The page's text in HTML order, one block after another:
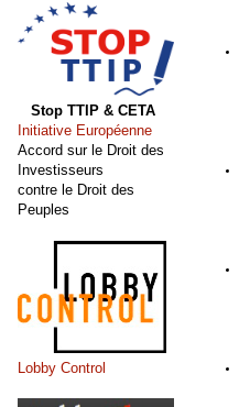
Stop TTIP & CETA
Initiative Européenne
Accord sur le Droit des
Investisseurs
contre le Droit des
Peuples
Lobby Control